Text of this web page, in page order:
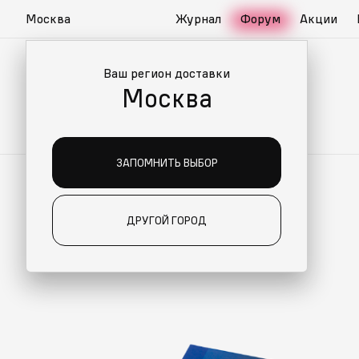
Москва
Ваш регион доставки
Москва
ЗАПОМНИТЬ ВЫБОР
ДРУГОЙ ГОРОД
Журнал Форум Акции